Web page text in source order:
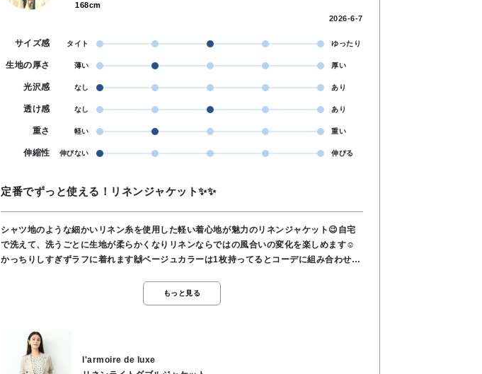
168cm
2026-6-7
サイズ感 タイト ゆったり
生地の厚さ 薄い 厚い
光沢感 なし あり
透け感 なし あり
重さ 軽い 重い
伸縮性 伸びない 伸びる
定番でずっと使える！リネンジャケット✨✨
シャツ地のような細かいリネン糸を使用した軽い着心地が魅力のリネンジャケット😉自宅
で洗えて、洗うごとに生地が柔らかくなりリネンならではの風合いの変化を楽しめます☺️
かっちりしすぎずラフに着れます🙌ベージュカラーは1枚持ってるとコーデに組み合わせや
もっと見る
l'armoire de luxe